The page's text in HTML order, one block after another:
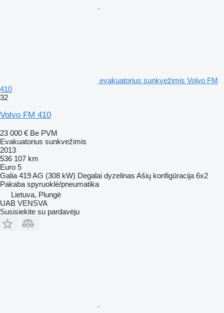
evakuatorius sunkvežimis Volvo FM
410
32
Volvo FM 410
23 000 € Be PVM
Evakuatorius sunkvežimis
2013
536 107 km
Euro 5
Galia 419 AG (308 kW) Degalai dyzelinas Ašių konfigūracija 6x2
Pakaba spyruoklė/pneumatika
Lietuva, Plungė
UAB VENSVA
Susisiekite su pardavėju